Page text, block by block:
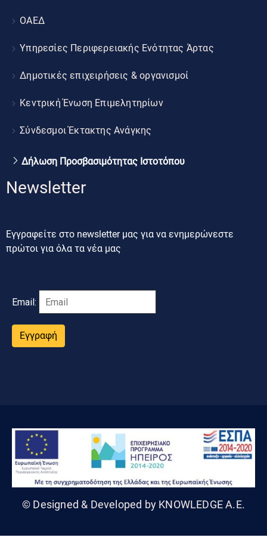
ΟΑΕΔ
Υπηρεσίες Περιφερειακής Ενότητας Άρτας
Δημοτικές επιχειρήσεις & οργανισμοί
Κεντρική Ένωση Επιμελητηρίων
Σύνδεσμοι Έκτακτης Ανάγκης
Δήλωση Προσβασιμότητας Ιστοτόπου
Newsletter
Εγγραφείτε στο newsletter μας για να ενημερώνεστε
πρώτοι για όλα τα νέα μας
Email:
Εγγραφή
© Designed & Developed by KNOWLEDGE A.E.